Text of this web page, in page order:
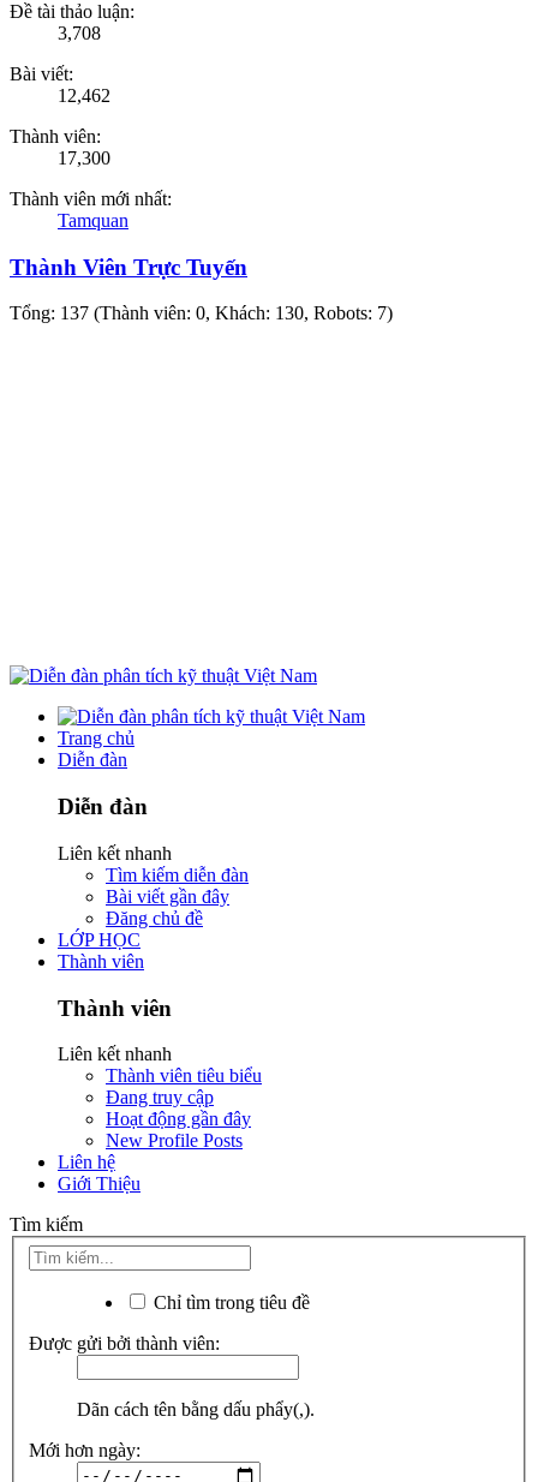
Đề tài thảo luận:
3,708
Bài viết:
12,462
Thành viên:
17,300
Thành viên mới nhất:
Tamquan
Thành Viên Trực Tuyến
Tổng: 137 (Thành viên: 0, Khách: 130, Robots: 7)
Trang chủ
Diễn đàn
Diễn đàn
Liên kết nhanh
Tìm kiếm diễn đàn
Bài viết gần đây
Đăng chủ đề
LỚP HỌC
Thành viên
Thành viên
Liên kết nhanh
Thành viên tiêu biểu
Đang truy cập
Hoạt động gần đây
New Profile Posts
Liên hệ
Giới Thiệu
Tìm kiếm
Chỉ tìm trong tiêu đề
Được gửi bởi thành viên:
Dãn cách tên bằng dấu phẩy(,).
Mới hơn ngày: